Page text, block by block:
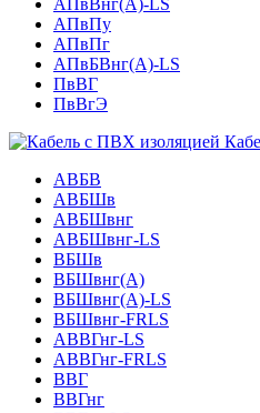
АПвВнг(А)-LS
АПвПу
АПвПг
АПвБВнг(А)-LS
ПвВГ
ПвВгЭ
АВБВ
АВБШв
АВБШвнг
АВБШвнг-LS
ВБШв
ВБШвнг(A)
ВБШвнг(А)-LS
ВБШвнг-FRLS
АВВГнг-LS
АВВГнг-FRLS
ВВГ
ВВГнг